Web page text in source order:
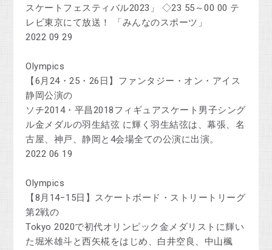
スケートフェスティバル2023」 ◇23 55～00 00 テ
レビ東京にて放送！ 「みんなのスポーツ」
2022 09 29
Olympics
【6月24・25・26日】ファンタジー・オン・アイス
静岡公演の
ソチ2014・平昌2018フィギュアスケート男子シング
ル金メダルの羽生結弦 に輝く羽生結弦は、幕張、名
古屋、神戸、静岡と4会場全ての公演に出演。
2022 06 19
Olympics
【8月14−15日】スケートボード・ストリートリーグ
第2戦の
Tokyo 2020で初代オリンピック金メダリストに輝い
た堀米雄斗と西矢椛をはじめ、白井空良、中山楓